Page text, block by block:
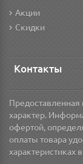
Акции
Скидки
Контакты
Предоставленная
характер.
офертой,
оплаты товара
характеристиках